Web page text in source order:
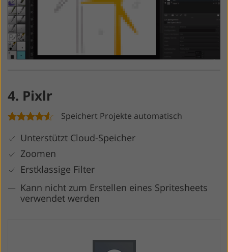
4. Pixlr
Speichert Projekte automatisch
Unterstützt Cloud-Speicher
Zoomen
Erstklassige Filter
Kann nicht zum Erstellen eines Spritesheets
verwendet werden